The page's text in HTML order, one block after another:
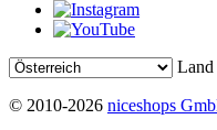
Land
© 2010-2026 niceshops